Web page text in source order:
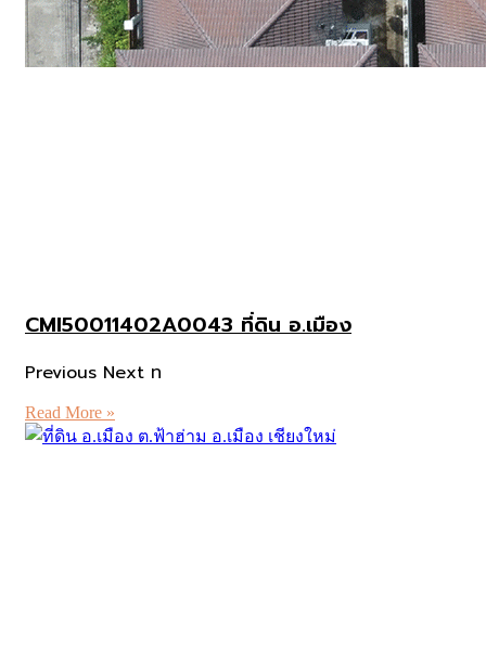
CMI50011402A0043 ที่ดิน อ.เมือง
Previous Next ท
Read More »